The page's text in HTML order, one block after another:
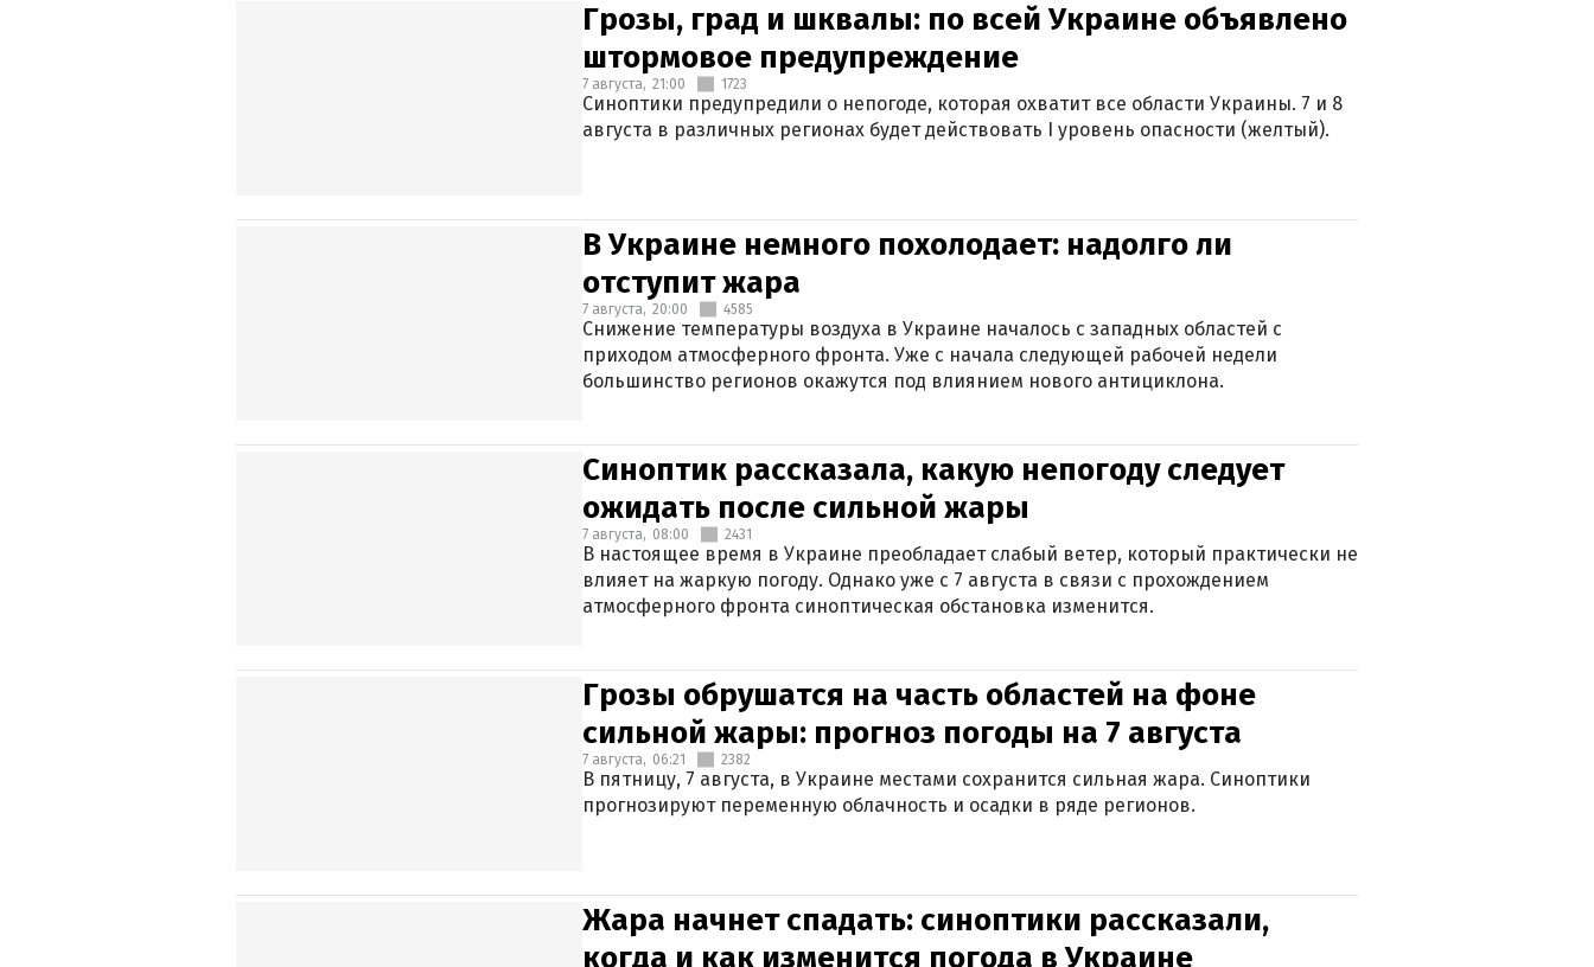
Грозы, град и шквалы: по всей Украине объявлено
штормовое предупреждение
7 августа, 21:00 1723
Синоптики предупредили о непогоде, которая охватит все области Украины. 7 и 8
августа в различных регионах будет действовать I уровень опасности (желтый).
В Украине немного похолодает: надолго ли
отступит жара
7 августа, 20:00 4585
Снижение температуры воздуха в Украине началось с западных областей с
приходом атмосферного фронта. Уже с начала следующей рабочей недели
большинство регионов окажутся под влиянием нового антициклона.
Синоптик рассказала, какую непогоду следует
ожидать после сильной жары
7 августа, 08:00 2431
В настоящее время в Украине преобладает слабый ветер, который практически не
влияет на жаркую погоду. Однако уже с 7 августа в связи с прохождением
атмосферного фронта синоптическая обстановка изменится.
Грозы обрушатся на часть областей на фоне
сильной жары: прогноз погоды на 7 августа
7 августа, 06:21 2382
В пятницу, 7 августа, в Украине местами сохранится сильная жара. Синоптики
прогнозируют переменную облачность и осадки в ряде регионов.
Жара начнет спадать: синоптики рассказали,
когда и как изменится погода в Украине